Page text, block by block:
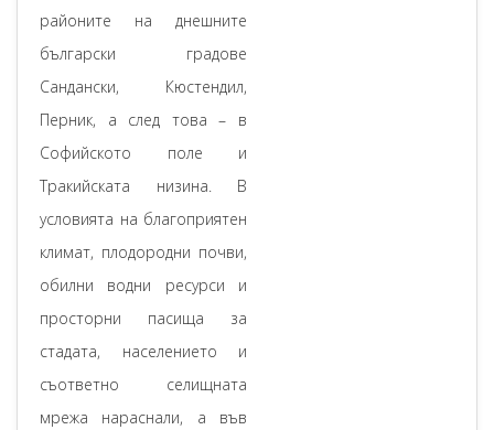
районите на днешните
български градове
Сандански, Кюстендил,
Перник, а след това – в
Софийското поле и
Тракийската низина. В
условията на благоприятен
климат, плодородни почви,
обилни водни ресурси и
просторни пасища за
стадата, населението и
съответно селищната
мрежа нараснали, а във